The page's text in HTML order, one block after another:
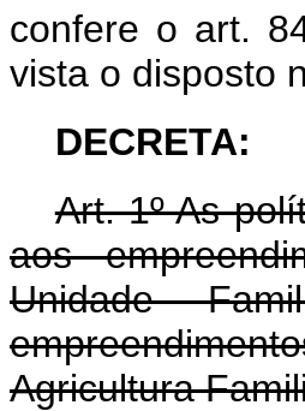
confere o art.
vista o disposto
DECRETA:
Art. 1º As
aos
Unidade
Agricultura